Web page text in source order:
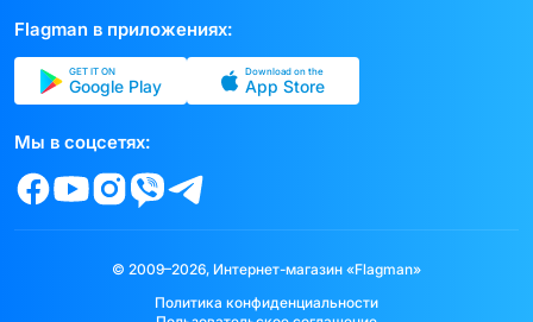
Flagman в приложениях:
GET IT ON
Google Play
Download on the
App Store
Мы в соцсетях:
© 2009–2026, Интернет-магазин «Flagman»
Политика конфиденциальности